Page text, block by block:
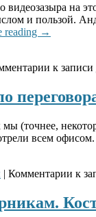
видеозазыра на
и пользой.
reading →
к
(точнее,
всем офисом.
| Комментарии к